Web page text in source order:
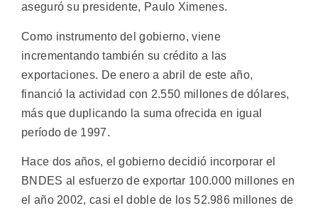
aseguró su presidente, Paulo Ximenes.
Como instrumento del gobierno, viene
incrementando también su crédito a las
exportaciones. De enero a abril de este año,
financió la actividad con 2.550 millones de dólares,
más que duplicando la suma ofrecida en igual
período de 1997.
Hace dos años, el gobierno decidió incorporar el
BNDES al esfuerzo de exportar 100.000 millones en
el año 2002, casi el doble de los 52.986 millones de